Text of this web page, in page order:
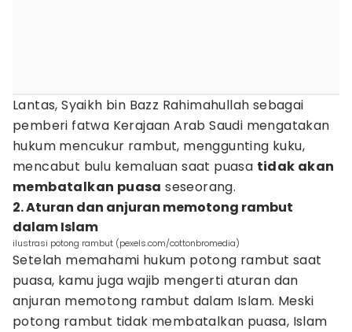
Lantas, Syaikh bin Bazz Rahimahullah sebagai
pemberi fatwa Kerajaan Arab Saudi mengatakan
hukum mencukur rambut, menggunting kuku,
mencabut bulu kemaluan saat puasa tidak akan
membatalkan puasa seseorang.
2. Aturan dan anjuran memotong rambut
dalam Islam
ilustrasi potong rambut (pexels.com/cottonbromedia)
Setelah memahami hukum potong rambut saat
puasa, kamu juga wajib mengerti aturan dan
anjuran memotong rambut dalam Islam. Meski
potong rambut tidak membatalkan puasa, Islam